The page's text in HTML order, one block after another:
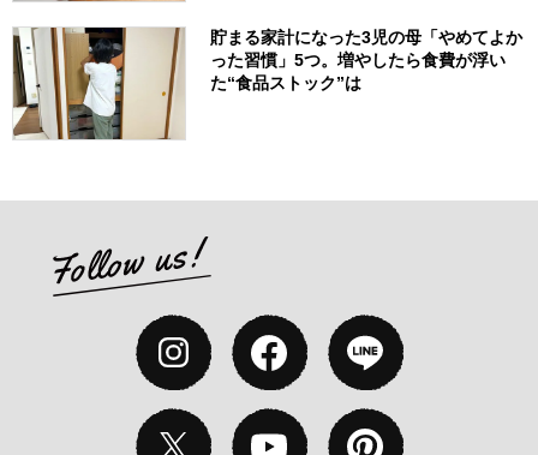
貯まる家計になった3児の母「やめてよか
った習慣」5つ。増やしたら食費が浮い
た“食品ストック”は